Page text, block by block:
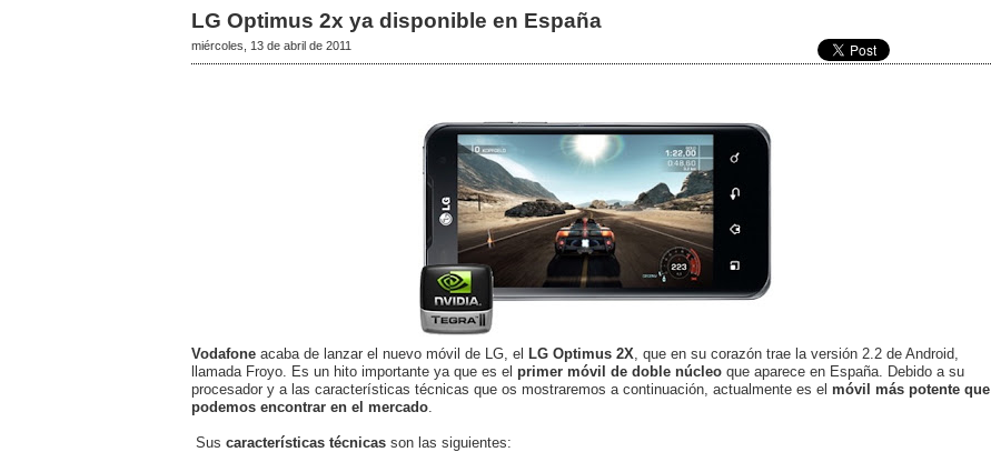
LG Optimus 2x ya disponible en España
miércoles, 13 de abril de 2011
Vodafone acaba de lanzar el nuevo móvil de LG, el LG Optimus 2X , que en su corazón trae la versión 2.2 de Android,
llamada Froyo. Es un hito importante ya que es el primer móvil de doble núcleo que aparece en España. Debido a su
procesador y a las características técnicas que os mostraremos a continuación, actualmente es el móvil más potente que
podemos encontrar en el mercado
Sus características técnicas son las siguientes: